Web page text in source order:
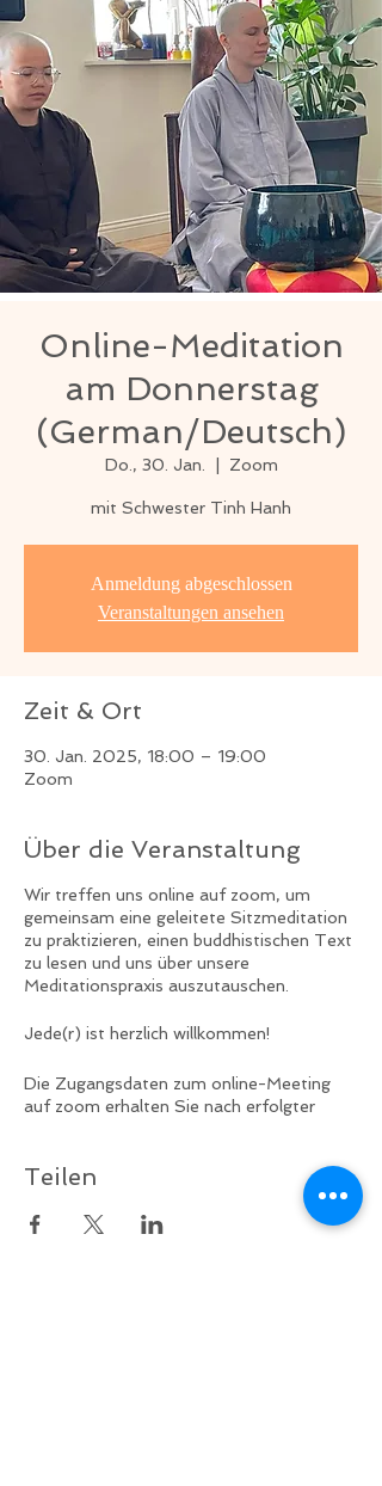
Online-Meditation
am Donnerstag
(German/Deutsch)
Do., 30. Jan. Zoom
mit Schwester Tinh Hanh
Anmeldung abgeschlossen
Veranstaltungen ansehen
Zeit & Ort
30. Jan. 2025, 18:00 – 19:00
Zoom
Über die Veranstaltung
Wir treffen uns online auf zoom, um
gemeinsam eine geleitete Sitzmeditation
zu praktizieren, einen buddhistischen Text
zu lesen und uns über unsere
Meditationspraxis auszutauschen.
Jede(r) ist herzlich willkommen!
Die Zugangsdaten zum online-Meeting
auf zoom erhalten Sie nach erfolgter
Diese Veranstaltung ist auf Spendenbasis.
Teilen